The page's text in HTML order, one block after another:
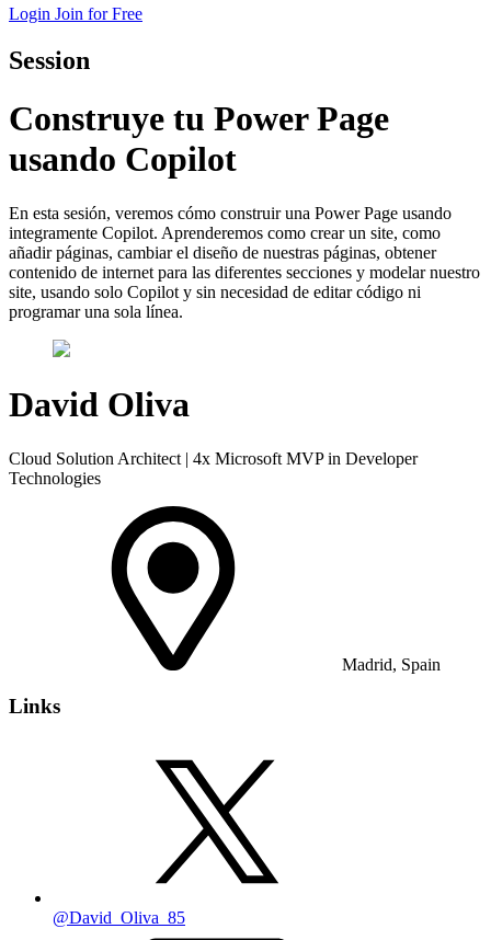
Login Join for Free
Session
Construye tu Power Page
usando Copilot
En esta sesión, veremos cómo construir una Power Page usando
integramente Copilot. Aprenderemos como crear un site, como
añadir páginas, cambiar el diseño de nuestras páginas, obtener
contenido de internet para las diferentes secciones y modelar nuestro
site, usando solo Copilot y sin necesidad de editar código ni
programar una sola línea.
David Oliva
Cloud Solution Architect | 4x Microsoft MVP in Developer
Technologies
Madrid, Spain
Links
@David_Oliva_85